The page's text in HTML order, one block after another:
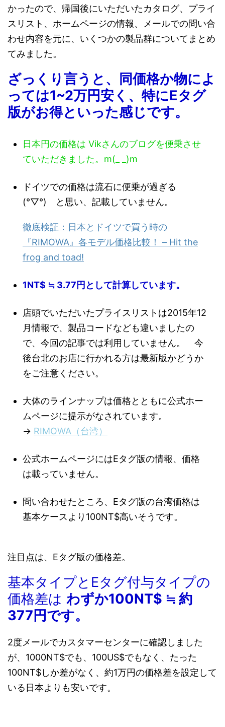
かったので、帰国後にいただいたカタログ、プライ
スリスト、ホームページの情報、メールでの問い合
わせ内容を元に、いくつかの製品群についてまとめ
てみました。
ざっくり言うと、同価格か物によ
っては1~2万円安く、特にEタグ
版がお得といった感じです。
日本円の価格は Vikさんのブログを便乗させ
ていただきました。m(_ _)m
ドイツでの価格は流石に便乗が過ぎる
(°▽°) と思い、記載していません。
徹底検証：日本とドイツで買う時の
『RIMOWA』各モデル価格比較！ – Hit the
frog and toad!
1NT$ ≒ 3.77円として計算しています。
店頭でいただいたプライスリストは2015年12
月情報で、製品コードなども違いましたの
で、今回の記事では利用していません。 今
後台北のお店に行かれる方は最新版かどうか
をご注意ください。
大体のラインナップは価格とともに公式ホー
ムページに提示がなされています。
→ RIMOWA（台湾）
公式ホームページにはEタグ版の情報、価格
は載っていません。
問い合わせたところ、Eタグ版の台湾価格は
基本ケースより100NT$高いそうです。
注目点は、Eタグ版の価格差。
基本タイプとEタグ付与タイプの
価格差は わずか100NT$ ≒ 約
377円です。
2度メールでカスタマーセンターに確認しました
が、1000NT$でも、100US$でもなく、たった
100NT$しか差がなく、約1万円の価格差を設定して
いる日本よりも安いです。